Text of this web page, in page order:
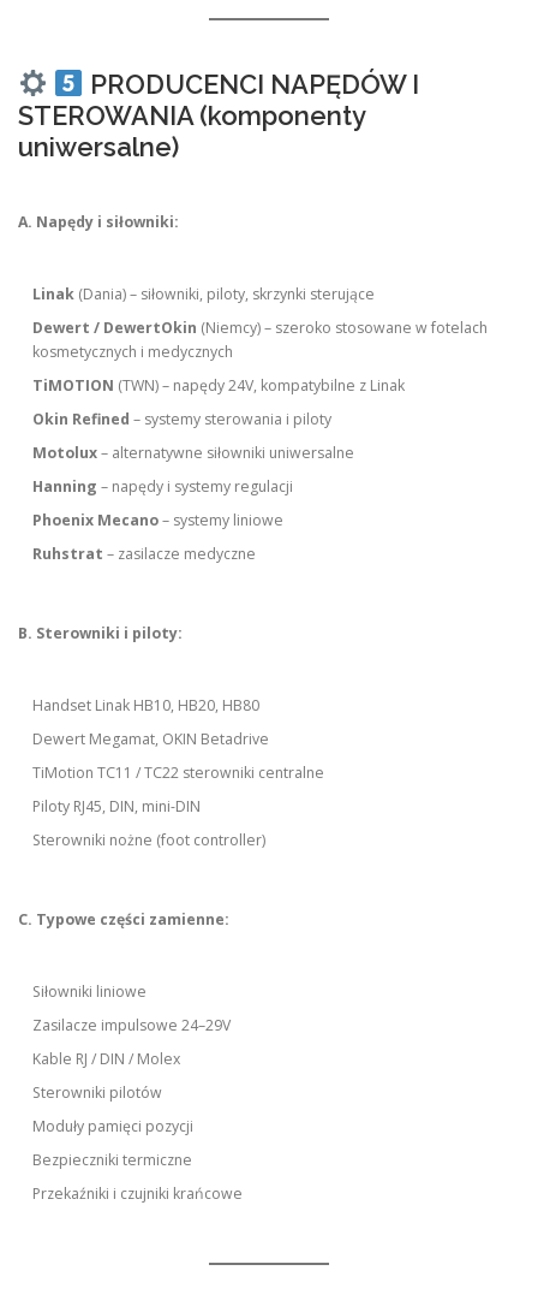
PRODUCENCI NAPĘDÓW I
STEROWANIA (komponenty
uniwersalne)
A. Napędy i siłowniki:
Linak (Dania) – siłowniki, piloty, skrzynki sterujące
Dewert / DewertOkin (Niemcy) – szeroko stosowane w fotelach
kosmetycznych i medycznych
TiMOTION (TWN) – napędy 24V, kompatybilne z Linak
Okin Refined – systemy sterowania i piloty
Motolux– alternatywne siłowniki uniwersalne
Hanning – napędy i systemy regulacji
Phoenix Mecano– systemy liniowe
Ruhstrat – zasilacze medyczne
B. Sterowniki i piloty:
Handset Linak HB10, HB20, HB80
Dewert Megamat, OKIN Betadrive
TiMotion TC11 / TC22 sterowniki centralne
Piloty RJ45, DIN, mini-DIN
Sterowniki nożne (foot controller)
C. Typowe części zamienne:
Siłowniki liniowe
Zasilacze impulsowe 24–29V
Kable RJ / DIN / Molex
Sterowniki pilotów
Moduły pamięci pozycji
Bezpieczniki termiczne
Przekaźniki i czujniki krańcowe